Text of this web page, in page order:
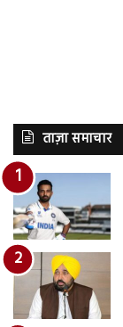
ताज़ा समाचार